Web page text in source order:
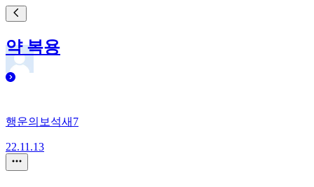
약 복용
행운의보석새7
22.11.13